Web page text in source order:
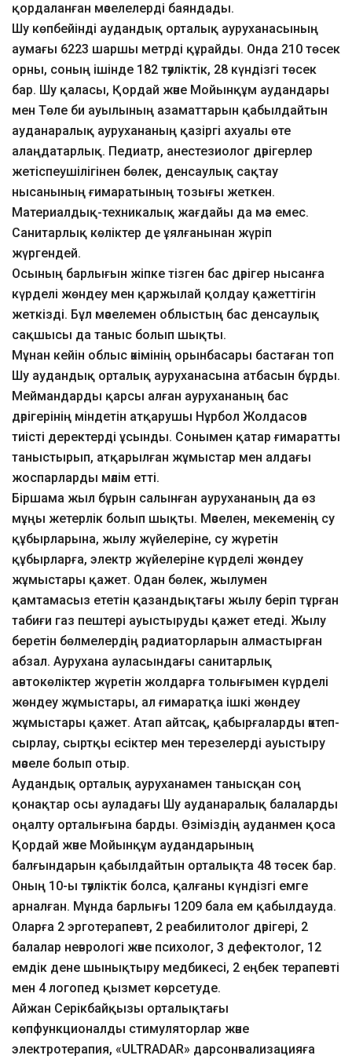
қордаланған мәселелерді баяндады.
Шу көпбейінді аудандық орталық ауруханасының
аумағы 6223 шаршы метрді құрайды. Онда 210 төсек
орны, соның ішінде 182 тәуліктік, 28 күндізгі төсек
бар. Шу қаласы, Қордай және Мойынқұм аудандары
мен Төле би ауылының азаматтарын қабылдайтын
ауданаралық аурухананың қазіргі ахуалы өте
алаңдатарлық. Педиатр, анестезиолог дәрігерлер
жетіспеушілігінен бөлек, денсаулық сақтау
нысанының ғимаратының тозығы жеткен.
Материалдық-техникалық жағдайы да мәз емес.
Санитарлық көліктер де ұялғанынан жүріп
жүргендей.
Осының барлығын жіпке тізген бас дәрігер нысанға
күрделі жөндеу мен қаржылай қолдау қажеттігін
жеткізді. Бұл мәселемен облыстың бас денсаулық
сақшысы да таныс болып шықты.
Мұнан кейін облыс әкімінің орынбасары бастаған топ
Шу аудандық орталық ауруханасына атбасын бұрды.
Меймандарды қарсы алған аурухананың бас
дәрігерінің міндетін атқарушы Нұрбол Жолдасов
тиісті деректерді ұсынды. Сонымен қатар ғимаратты
таныстырып, атқарылған жұмыстар мен алдағы
жоспарларды мәлім етті.
Біршама жыл бұрын салынған аурухананың да өз
мұңы жетерлік болып шықты. Мәселен, мекеменің су
құбырларына, жылу жүйелеріне, су жүретін
құбырларға, электр жүйелеріне күрделі жөндеу
жұмыстары қажет. Одан бөлек, жылумен
қамтамасыз ететін қазандықтағы жылу беріп тұрған
табиғи газ пештері ауыстыруды қажет етеді. Жылу
беретін бөлмелердің радиаторларын алмастырған
абзал. Аурухана ауласындағы санитарлық
автокөліктер жүретін жолдарға толығымен күрделі
жөндеу жұмыстары, ал ғимаратқа ішкі жөндеу
жұмыстары қажет. Атап айтсақ, қабырғаларды әктеп-
сырлау, сыртқы есіктер мен терезелерді ауыстыру
мәселе болып отыр.
Аудандық орталық ауруханамен танысқан соң
қонақтар осы ауладағы Шу ауданаралық балаларды
оңалту орталығына барды. Өзіміздің ауданмен қоса
Қордай және Мойынқұм аудандарының
балғындарын қабылдайтын орталықта 48 төсек бар.
Оның 10-ы тәуліктік болса, қалғаны күндізгі емге
арналған. Мұнда барлығы 1209 бала ем қабылдауда.
Оларға 2 эрготерапевт, 2 реабилитолог дәрігері, 2
балалар неврологі және психолог, 3 дефектолог, 12
емдік дене шынықтыру медбикесі, 2 еңбек терапевті
мен 4 логопед қызмет көрсетуде.
Айжан Серікбайқызы орталықтағы
көпфункционалды стимуляторлар және
электротерапия, «ULTRADAR» дарсонвализацияға